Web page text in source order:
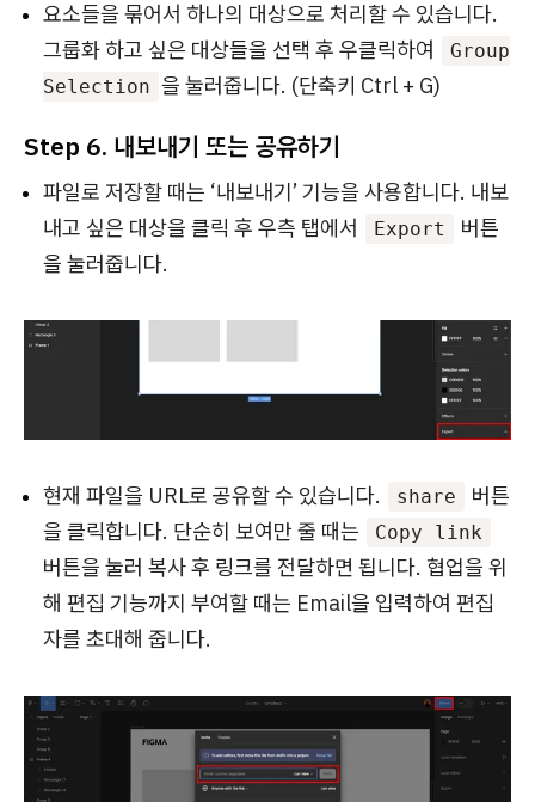
요소들을 묶어서 하나의 대상으로 처리할 수 있습니다.
그룹화 하고 싶은 대상들을 선택 후 우클릭하여
Group
Selection 을 눌러줍니다. (단축키 Ctrl + G)
Step 6. 내보내기 또는 공유하기
파일로 저장할 때는 ‘내보내기’ 기능을 사용합니다. 내보
내고 싶은 대상을 클릭 후 우측 탭에서
Export
버튼
을 눌러줍니다.
현재 파일을 URL로 공유할 수 있습니다. share
버튼
을 클릭합니다. 단순히 보여만 줄 때는
Copy link
버튼을 눌러 복사 후 링크를 전달하면 됩니다. 협업을 위
해 편집 기능까지 부여할 때는 Email을 입력하여 편집
자를 초대해 줍니다.